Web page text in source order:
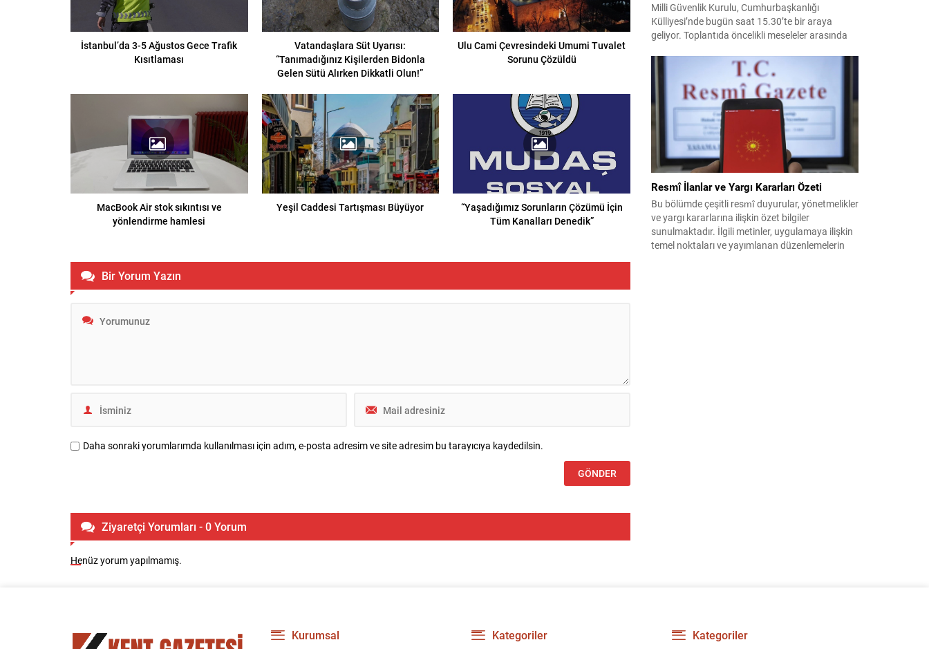
İstanbul’da 3-5 Ağustos Gece Trafik
Kısıtlaması
Vatandaşlara Süt Uyarısı:
“Tanımadığınız Kişilerden Bidonla
Gelen Sütü Alırken Dikkatli Olun!”
Ulu Cami Çevresindeki Umumi Tuvalet
Sorunu Çözüldü
MacBook Air stok sıkıntısı ve
yönlendirme hamlesi
Yeşil Caddesi Tartışması Büyüyor
“Yaşadığımız Sorunların Çözümü İçin
Tüm Kanalları Denedik”
Bir Yorum Yazın
Daha sonraki yorumlarımda kullanılması için adım, e-posta adresim ve site adresim bu tarayıcıya kaydedilsin.
Ziyaretçi Yorumları - 0 Yorum
Henüz yorum yapılmamış.
Milli Güvenlik Kurulu, Cumhurbaşkanlığı
Külliyesi’nde bugün saat 15.30’te bir araya
geliyor. Toplantıda öncelikli meseleler arasında
alıyor. Meclis’e sunulan Terörsüz Türkiye Kanun
Teklifi çerçevesinde, örgütün silah bırakma
sürecinin mevcut durumu ve istihbarat raporları
detaylı şekilde değerlendirilecek. Ayrıca,
yürütülen operasyonlar ve koordinasyon
mekanizmaları masada olacak....
Resmî İlanlar ve Yargı Kararları Özeti
Bu bölümde çeşitli resmî duyurular, yönetmelikler
ve yargı kararlarına ilişkin özet bilgiler
sunulmaktadır. İlgili metinler, uygulamaya ilişkin
temel noktaları ve yayımlanan düzenlemelerin
Kurumsal Kategoriler Kategoriler